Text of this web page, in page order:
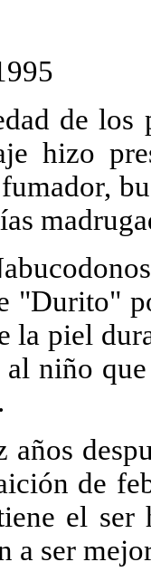
de los
hizo
"Durito"
la piel
niño
años
de
el ser
a ser